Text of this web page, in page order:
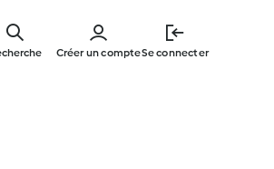
main
Créer un compteSe connecter